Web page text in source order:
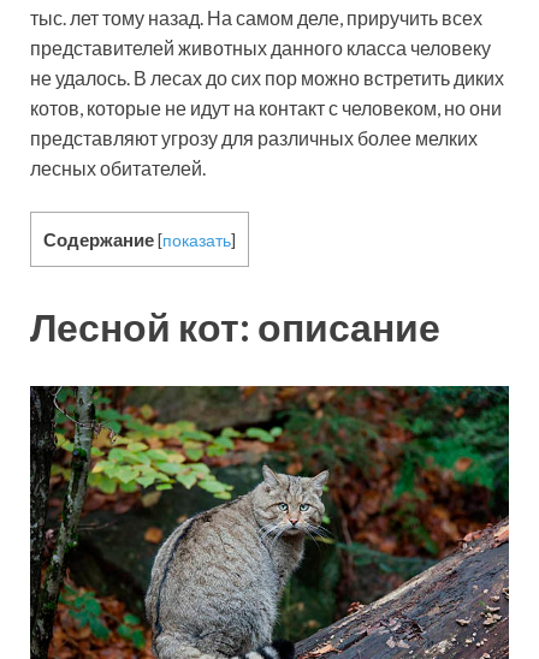
тыс. лет тому назад. На самом деле, приручить всех
представителей животных данного класса человеку
не удалось. В лесах до сих пор можно встретить диких
котов, которые не идут на контакт с человеком, но они
представляют угрозу для различных более мелких
лесных обитателей.
Содержание[показать]
Лесной кот: описание